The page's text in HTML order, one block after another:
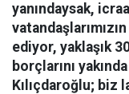
yanındaysak,
ediyor, yaklaşık
borçlarını
Kılıçdaroğlu; biz